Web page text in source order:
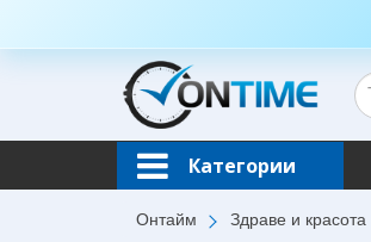
Категории
Онтайм Здраве и красота